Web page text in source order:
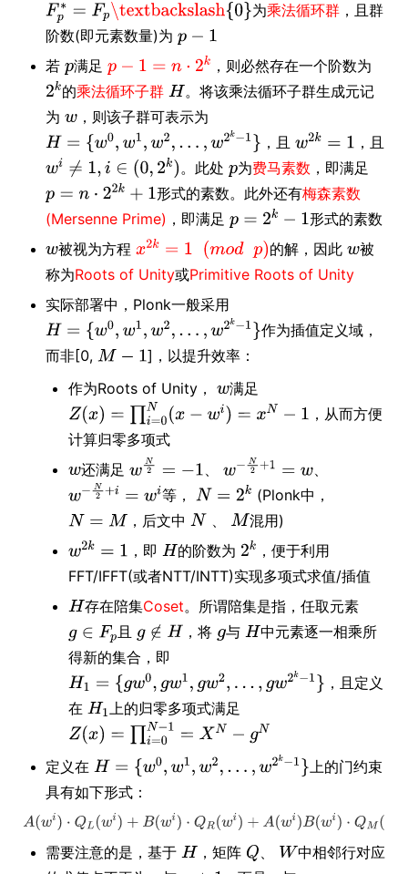
为乘法循环群 ，且群
阶数(即元素数量)为
若
满足
，则必然存在一个阶数为
的乘法循环子群
。将该乘法循环子群生成元记
为
，则该子群可表示为
，且
，且
。此处
为费马素数 ，即满足
形式的素数。此外还有梅森素数
(Mersenne Prime) ，即满足
形式的素数
被视为方程
的解，因此
被
称为Roots of Unity或Primitive Roots of Unity
实际部署中，Plonk一般采用
作为插值定义域，
而非[0,
]，以提升效率：
作为Roots of Unity，
满足
，从而方便
计算归零多项式
还满足
、
、
等，
(Plonk中，
，后文中
混用)
，即
的阶数为
，便于利用
FFT/IFFT(或者NTT/INTT)实现多项式求值/插值
存在陪集Coset。所谓陪集是指，任取元素
且
，将 与
中元素逐一相乘所
得新的集合，即
，且定义
在
上的归零多项式满足
定义在
上的门约束
具有如下形式：
需要注意的是，基于 ，矩阵 、
中相邻行对应